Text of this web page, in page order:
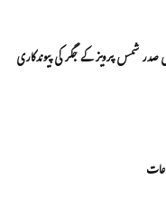
صدر شمس پرویز کے جگر کی پیوندکاری